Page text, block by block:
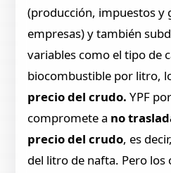
(producción, impuestos y
empresas) y también
variables como el tipo de
biocombustible por litro,
precio del crudo. YPF
compromete a no
precio del crudo, es
del litro de nafta. Pero los